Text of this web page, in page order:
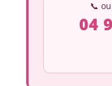
📞
04